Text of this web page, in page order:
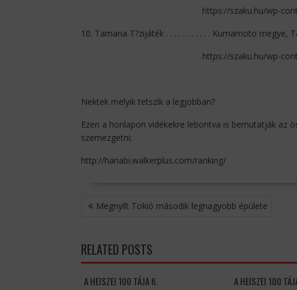
https://szaku.hu/wp-
10. Tamana T?zijáték . . . . . . . . . . . Kumamoto megye,
https://szaku.hu/wp-
Nektek melyik tetszik a legjobban?
Ezen a honlapon vidékekre lebontva is bemutatják az
szemezgetni:
http://hanabi.walkerplus.com/ranking/
BEJEGYZÉS
NAVIGÁCIÓ
Megnyílt Tokió második legnagyobb épülete
RELATED POSTS
A HEISZEI 100 TÁJA 6. A HEISZEI 100